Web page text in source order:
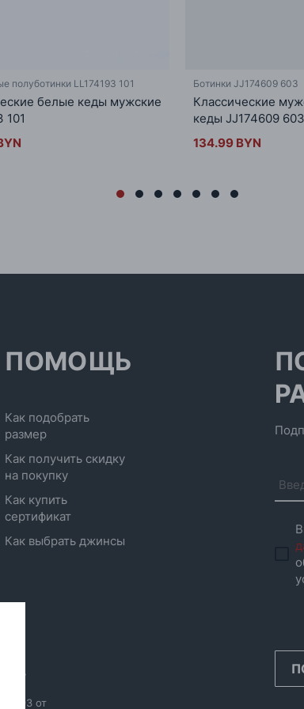
полуботинки LL174193 101
белые кеды мужские
101
Ботинки JJ174609 603
Классические
кеды JJ174609 603
134.99 BYN
ПОМОЩЬ
Как подобрать
размер
Как получить скидку
на покупку
Как купить
сертификат
Как выбрать джинсы
от